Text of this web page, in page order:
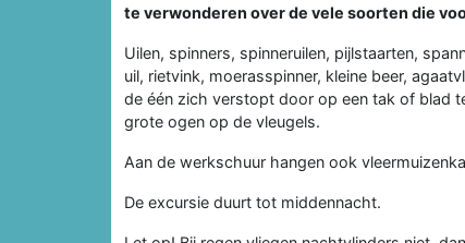
te verwonderen over de vele soorten die
Uilen, spinners, spinneruilen, pijlstaarten,
uil, rietvink, moerasspinner, kleine beer,
de één zich verstopt door op een tak of blad
grote ogen op de vleugels.
Aan de werkschuur hangen ook
De excursie duurt tot middennacht.